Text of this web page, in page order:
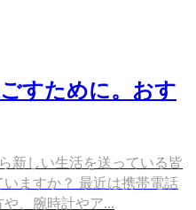
すために。おす
新しい生活を送っている皆
ますか？ 最近は携帯電話
、腕時計やア...